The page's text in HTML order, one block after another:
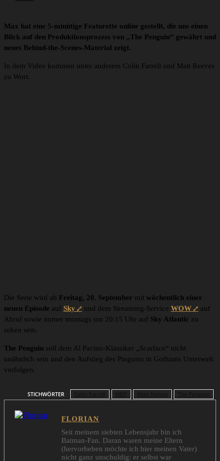
Max hat eine 5-minütige Featurette online gestellt, die uns einen
Blick auf den Produktionsprozess von „The Penguin“ gewährt und
neues Behind-the-Scenes-Material zeigt.
In dem Video kommen unter anderem Colin Farrell und Matt Reeves
zu Wort.
Die Serie wird ab Freitag, 20. September mit wöchentlich einer
neuen Episode auf Sky und dem Streaming-Service WOW
auf
Abruf sowie immer montags um 20:15 Uhr auf Sky Atlantic zu
sehen sein.
The Penguin soll dem Al Pacino-Klassiker „Scarface“ nicht
unähnlich sein und den Aufstieg des Pinguins in Gothams Unterwelt
verfolgen.
STICHWÖRTER
FLORIAN
Seit meinem siebten Lebensjahr bin ich
Batman-Fan. Daran waren meine Eltern
(hervorheben möchte ich hier meinen Vater)
nicht ganz unschuldig: er selbst war